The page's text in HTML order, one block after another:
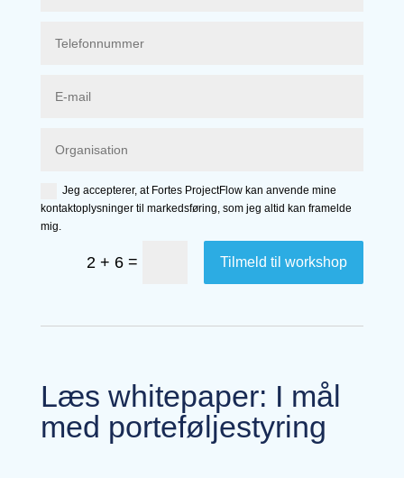
Jeg accepterer, at Fortes ProjectFlow kan anvende mine
kontaktoplysninger til markedsføring, som jeg altid kan framelde
mig.
2 + 6 = Tilmeld til workshop
Læs whitepaper: I mål
med porteføljestyring